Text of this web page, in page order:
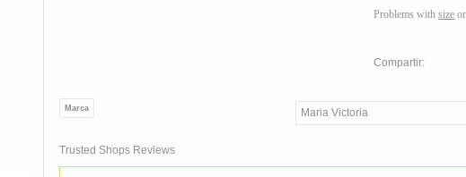
Problems withsize
Compartir:
Marca Maria Victoria
Trusted Shops Reviews